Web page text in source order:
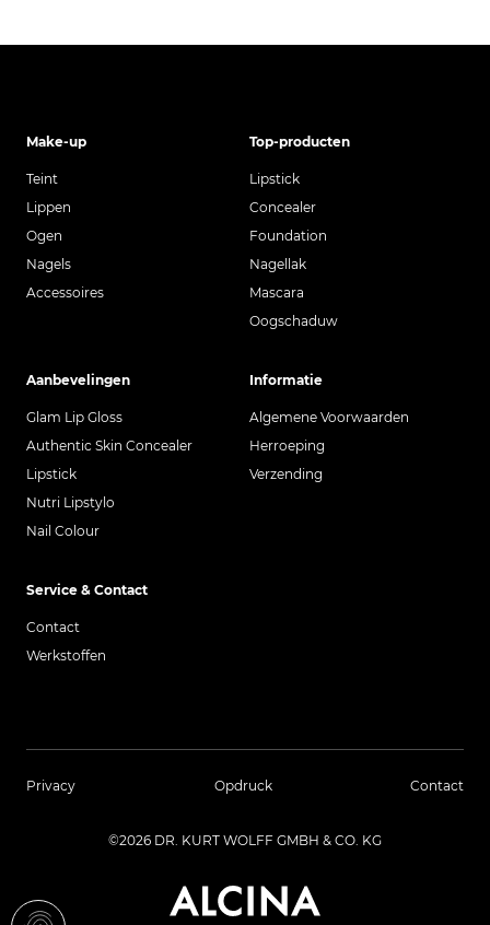
Make-up
Teint
Lippen
Ogen
Nagels
Accessoires
Top-producten
Lipstick
Concealer
Foundation
Nagellak
Mascara
Oogschaduw
Aanbevelingen
Glam Lip Gloss
Authentic Skin Concealer
Lipstick
Nutri Lipstylo
Nail Colour
Informatie
Algemene Voorwaarden
Herroeping
Verzending
Service & Contact
Contact
Werkstoffen
Privacy Opdruck Contact
©2026 DR. KURT WOLFF GMBH & CO. KG